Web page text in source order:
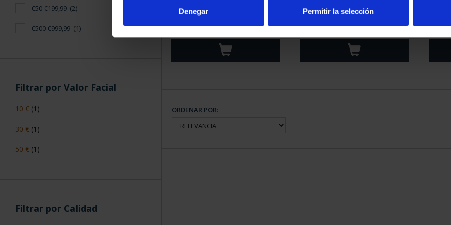
Denegar Permitir la selección
€50-€199,99 (2)
€500-€999,99 (1)
Filtrar por Valor Facial
10 € (1)
30 € (1)
50 € (1)
Filtrar por Calidad
2024 X PROCLAMAC...
64,00 €
(2024) 8 REALES
140,00 €
ORDENAR POR: